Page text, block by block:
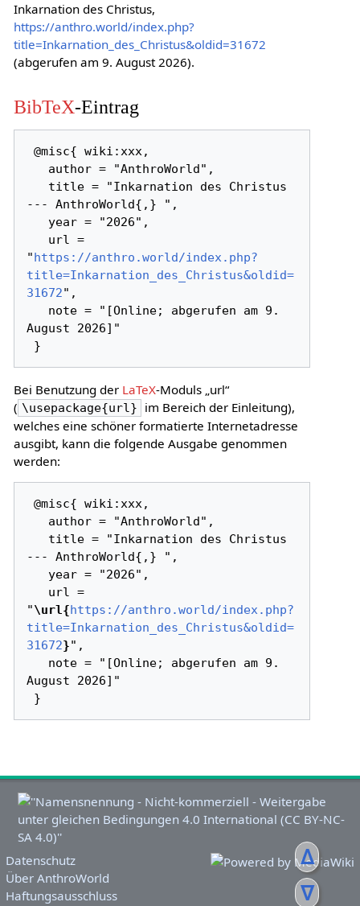
ᐃ
ᐁ
Inkarnation des Christus,
https://anthro.world/index.php?
title=Inkarnation_des_Christus&oldid=31672
(abgerufen am 9. August 2026).
BibTeX-Eintrag
@misc{ wiki:xxx,
--- AnthroWorld{,} ",
"https://anthro.world/index.php?
title=Inkarnation_des_Christus&oldid=
31672",
August 2026]"
Bei Benutzung der LaTeX-Moduls „url“
( \usepackage{url}
im Bereich der Einleitung),
welches eine schöner formatierte Internetadresse
ausgibt, kann die folgende Ausgabe genommen
werden:
@misc{ wiki:xxx,
--- AnthroWorld{,} ",
"\url{https://anthro.world/index.php?
title=Inkarnation_des_Christus&oldid=
31672}",
August 2026]"
Datenschutz
Über AnthroWorld
Haftungsausschluss